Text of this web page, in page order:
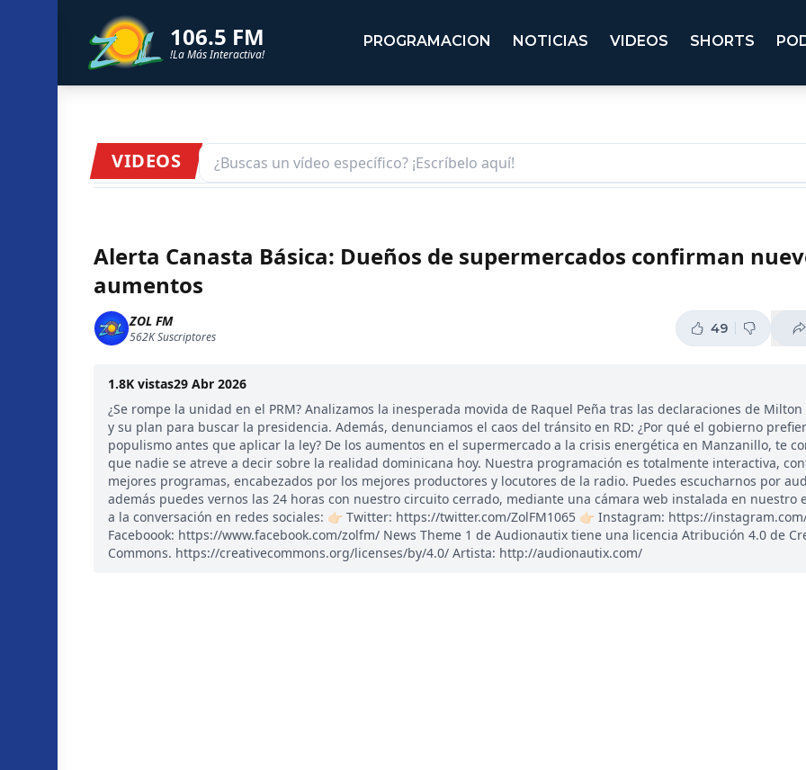
106.5 FM
!La Más Interactiva!
PROGRAMACION NOTICIAS VIDEOS SHORTS
VIDEOS
Alerta Canasta Básica: Dueños de supermercados confirman
aumentos
ZOL FM
562KSuscriptores
49
1.8K vistas29 Abr 2026
¿Se rompe la unidad en el PRM? Analizamos la inesperada movida de Raquel Peña tras las declaraciones de Milton
y su plan para buscar la presidencia. Además, denunciamos el caos del tránsito en RD: ¿Por qué el gobierno
populismo antes que aplicar la ley? De los aumentos en el supermercado a la crisis energética en Manzanillo, te
que nadie se atreve a decir sobre la realidad dominicana hoy. Nuestra programación es totalmente interactiva,
mejores programas, encabezados por los mejores productores y locutores de la radio. Puedes escucharnos por
además puedes vernos las 24 horas con nuestro circuito cerrado, mediante una cámara web instalada en nuestro
a la conversación en redes sociales: 👉🏻 Twitter: https://twitter.com/ZolFM1065 👉🏻 Instagram: https://instagram.com/
Faceboook: https://www.facebook.com/zolfm/ News Theme 1 de Audionautix tiene una licencia Atribución 4.0 de
Commons. https://creativecommons.org/licenses/by/4.0/ Artista: http://audionautix.com/